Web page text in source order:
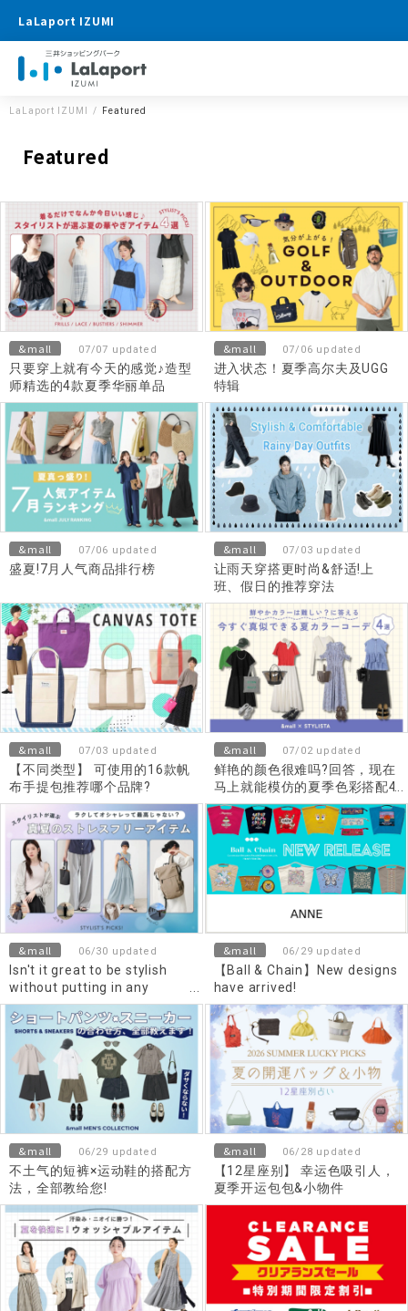
LaLaport IZUMI
LaLaport IZUMI Featured
Featured
&mall 07/07 updated
只要穿上就有今天的感觉♪造型
师精选的4款夏季华丽单品
&mall 07/06 updated
进入状态！夏季高尔夫及UGG
特辑
&mall 07/06 updated
盛夏!7月人气商品排行榜
&mall 07/03 updated
让雨天穿搭更时尚&舒适!上
班、假日的推荐穿法
&mall 07/03 updated
【不同类型】 可使用的16款帆
布手提包推荐哪个品牌?
&mall 07/02 updated
鲜艳的颜色很难吗?回答，现在
马上就能模仿的夏季色彩搭配4
选
&mall 06/30 updated
Isn't it great to be stylish
without putting in any
effort? Stylist's picks for
stress-free summer items.
&mall 06/29 updated
【Ball & Chain】New designs
have arrived!
&mall 06/29 updated
不土气的短裤×运动鞋的搭配方
法，全部教给您!
&mall 06/28 updated
【12星座别】 幸运色吸引人，
夏季开运包包&小物件